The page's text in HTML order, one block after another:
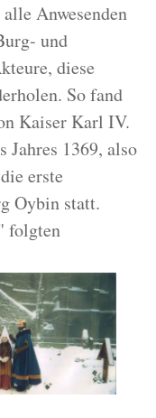
Anwesenden
und
diese
So fand
Kaiser Karl IV.
Jahres 1369, also
erste
Oybin statt.
folgten